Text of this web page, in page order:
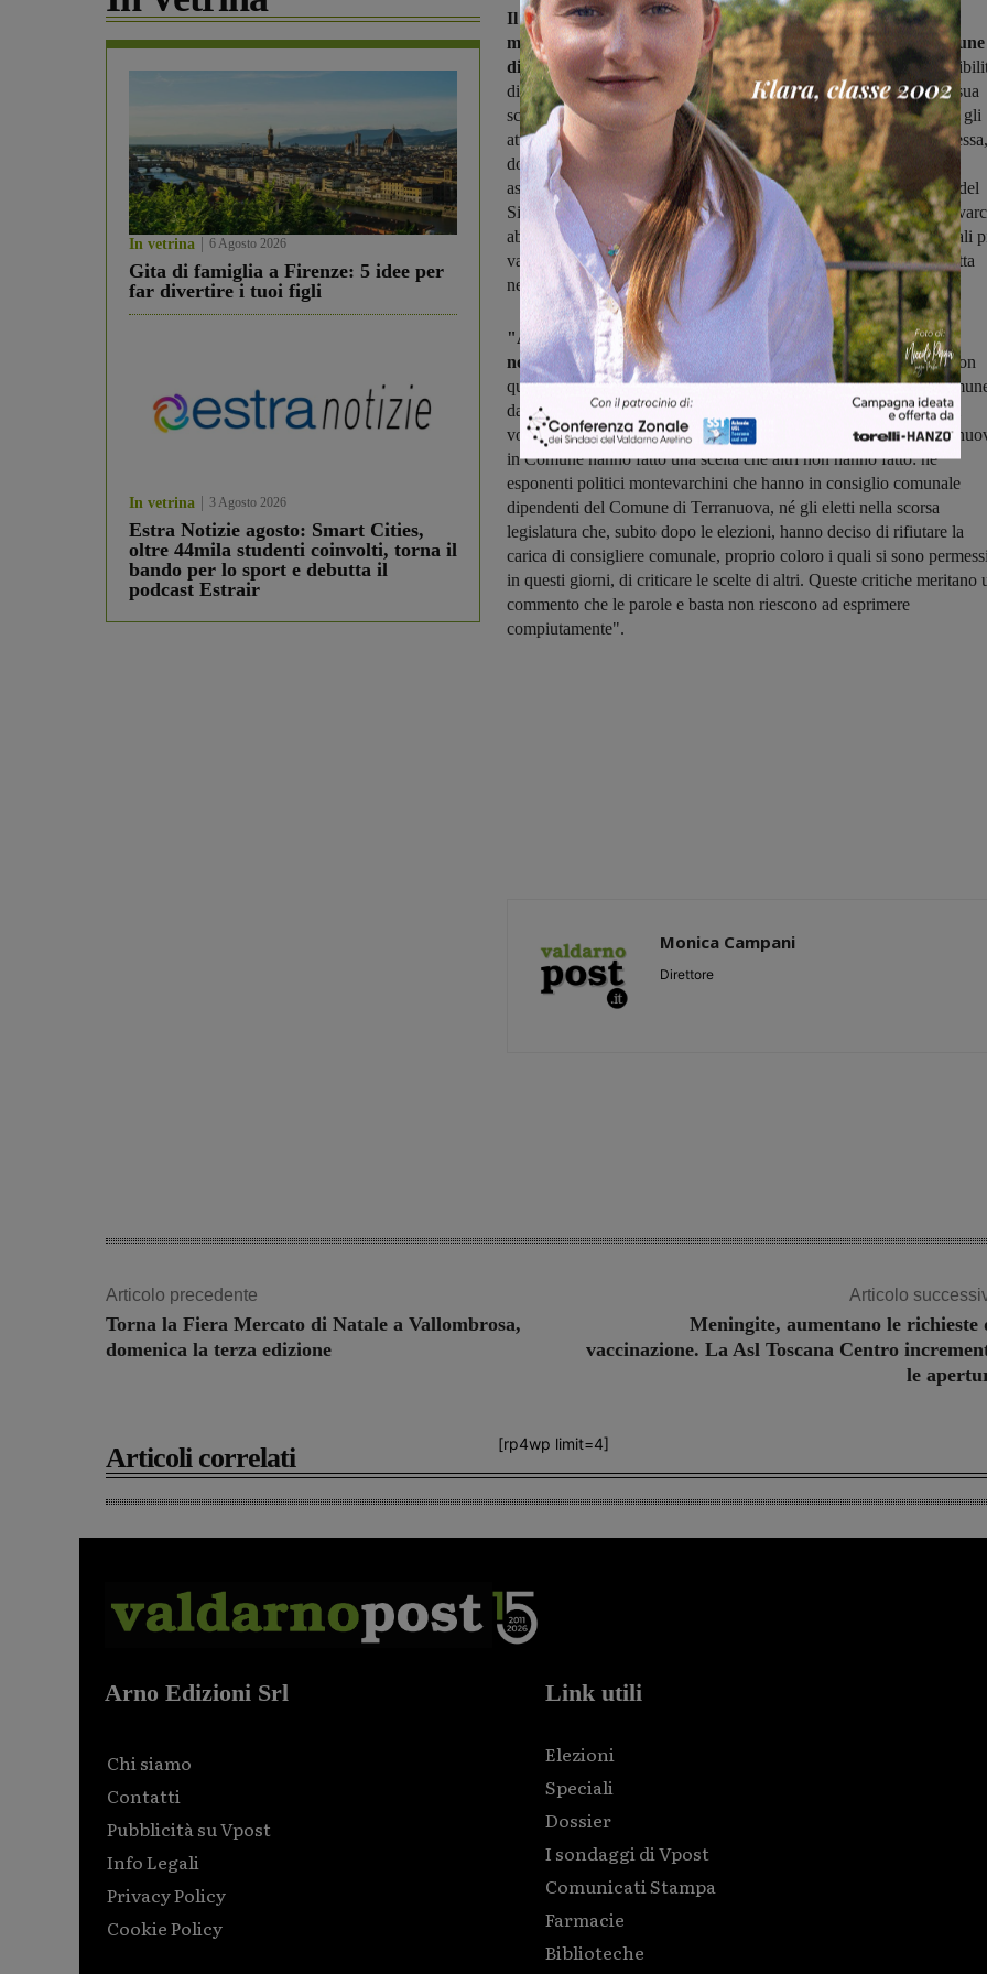
In vetrina 6 Agosto 2026
Gita di famiglia a Firenze: 5 idee per
far divertire i tuoi figli
In vetrina 3 Agosto 2026
Estra Notizie agosto: Smart Cities,
oltre 44mila studenti coinvolti, torna il
bando per lo sport e debutta il
podcast Estrair
Il capogruppo della Lista civica, poi, continua: "La scelta,
motivata per i nuovi impegni lavorativi assunti presso il Comune
di Montevarchi,non è dovuta a nessuna condizione di
di legge, o inconferibilità dell'incarico. Per questo, ritengo che la sua
scelta sia ancora più apprezzabile. Ho reputato invece vergognosi gli
attacchi che sono stati portati alla persona di Paola, ed alla lista stessa,
dopo che è divenuta di pubblico dominio la notizia della sua
assunzione al Comune di Montevarchi nello staff della segreteria del
Sindaco. Alla lista civica ha fatto piacere che il Sindaco di
abbia annoverato tra le sue fila una delle collaboratrici professionali
valide e capaci, in funzione non solo dell’esperienza lavorativa fatta
negli anni, ma anche della sensibilità politica della persona".
"Apprezziamo il gesto di Paola, anche se non era previsto da
nessuna norma di legge o regolamento istituzionale vigente:con
questo gesto Paola ha voluto anche svincolare Terranuova in
da tutte le possibili critiche che potevano giungere in occasione di
votazioni in Consiglio Comunale su specifici temi. Paola e
in Comune hanno fatto una scelta che altri non hanno fatto: né
esponenti politici montevarchini che hanno in consiglio comunale
dipendenti del Comune di Terranuova, né gli eletti nella scorsa
legislatura che, subito dopo le elezioni, hanno deciso di rifiutare la
carica di consigliere comunale, proprio coloro i quali si sono
in questi giorni, di criticare le scelte di altri. Queste critiche meritano
commento che le parole e basta non riescono ad esprimere
compiutamente".
Monica Campani
Direttore
Articolo precedente
Torna la Fiera Mercato di Natale a Vallombrosa,
domenica la terza edizione
Articolo
Meningite, aumentano le richieste
vaccinazione. La Asl Toscana Centro
le
[rp4wp limit=4]
Articoli correlati
Arno Edizioni Srl
Chi siamo
Contatti
Pubblicità su Vpost
Info Legali
Privacy Policy
Cookie Policy
Link utili
Elezioni
Speciali
Dossier
I sondaggi di Vpost
Comunicati Stampa
Farmacie
Biblioteche